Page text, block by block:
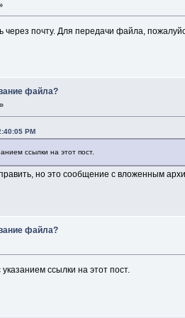
через почту. Для передачи файла,
файла?
PM
ссылки на этот пост.
но это сообщение с вложенным
файла?
ссылки на этот пост.